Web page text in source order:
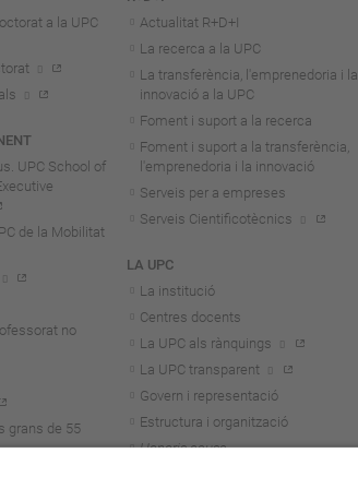
a la UPC
UPC School of
de la Mobilitat
no
grans de 55
Actualitat R+D+I
La recerca a la UPC
La transferència, l'emprenedoria i la
innovació a la UPC
Foment i suport a la recerca
Foment i suport a la transferència,
l'emprenedoria i la innovació
Serveis per a empreses
Serveis Cientificotècnics
LA UPC
La institució
Centres docents
La UPC als rànquings
La UPC transparent
Govern i representació
Estructura i organització
Honoris causa